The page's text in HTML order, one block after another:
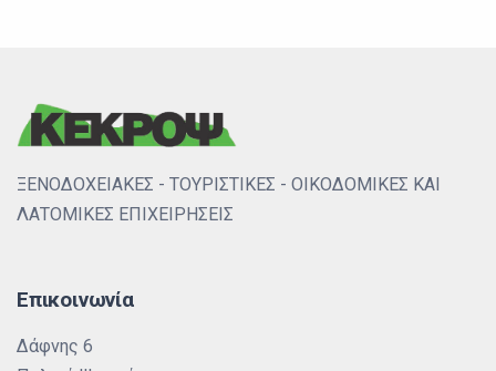
ΞΕΝΟΔΟΧΕΙΑΚΕΣ - ΤΟΥΡΙΣΤΙΚΕΣ - ΟΙΚΟΔΟΜΙΚΕΣ ΚΑΙ
ΛΑΤΟΜΙΚΕΣ ΕΠΙΧΕΙΡΗΣΕΙΣ
Επικοινωνία
Δάφνης 6